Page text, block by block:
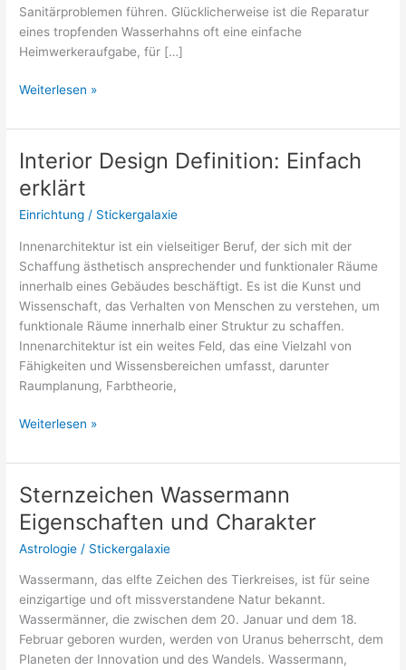
Sanitärproblemen führen. Glücklicherweise ist die Reparatur
eines tropfenden Wasserhahns oft eine einfache
Heimwerkeraufgabe, für […]
Wie
man
tropfenden
Wasserhahn?
Weiterlesen »
Interior Design Definition: Einfach
erklärt
Einrichtung / Stickergalaxie
Innenarchitektur ist ein vielseitiger Beruf, der sich mit der
Schaffung ästhetisch ansprechender und funktionaler Räume
innerhalb eines Gebäudes beschäftigt. Es ist die Kunst und
Wissenschaft, das Verhalten von Menschen zu verstehen, um
funktionale Räume innerhalb einer Struktur zu schaffen.
Innenarchitektur ist ein weites Feld, das eine Vielzahl von
Fähigkeiten und Wissensbereichen umfasst, darunter
Raumplanung, Farbtheorie,
Interior
Definition:
erklärt
Weiterlesen »
Sternzeichen Wassermann
Eigenschaften und Charakter
Astrologie / Stickergalaxie
Wassermann, das elfte Zeichen des Tierkreises, ist für seine
einzigartige und oft missverstandene Natur bekannt.
Wassermänner, die zwischen dem 20. Januar und dem 18.
Februar geboren wurden, werden von Uranus beherrscht, dem
Planeten der Innovation und des Wandels. Wassermann,